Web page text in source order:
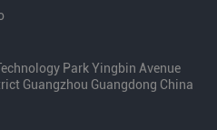
Park Yingbin Avenue
Guangzhou Guangdong China